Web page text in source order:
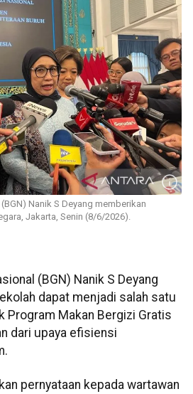
Nanik S Deyang memberikan
Jakarta, Senin (8/6/2026).
(BGN) Nanik S Deyang
dapat menjadi salah satu
Program Makan Bergizi Gratis
dari upaya efisiensi
pernyataan kepada wartawan